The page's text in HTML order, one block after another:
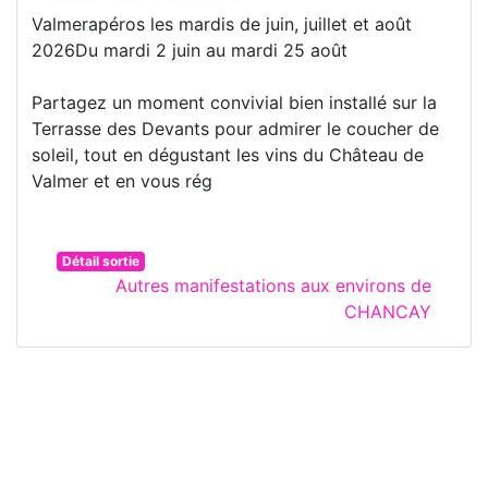
Valmerapéros les mardis de juin, juillet et août
2026Du mardi 2 juin au mardi 25 août
Partagez un moment convivial bien installé sur la
Terrasse des Devants pour admirer le coucher de
soleil, tout en dégustant les vins du Château de
Valmer et en vous rég
Détail sortie
Autres manifestations aux environs de
CHANCAY